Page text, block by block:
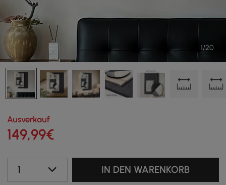
1/20
Ausverkauf
149,99€
1 IN DEN WARENKORB